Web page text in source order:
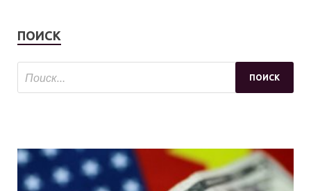
ПОИСК